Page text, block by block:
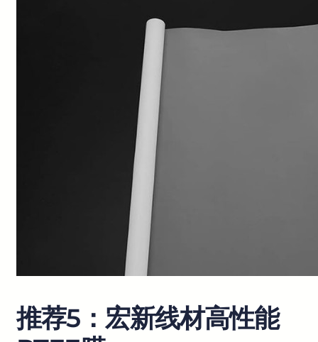
推荐5：宏新线材高性能